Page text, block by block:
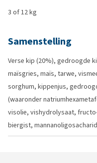
3 of 12 kg
Samenstelling
Verse kip (20%), gedroogde
maïsgries, maïs, tarwe,
sorghum, kippenjus,
(waaronder
visolie, vishydrolysaat,
biergist,